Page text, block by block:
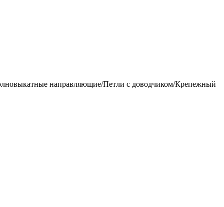
направляющие/Петли с доводчиком/Крепежный